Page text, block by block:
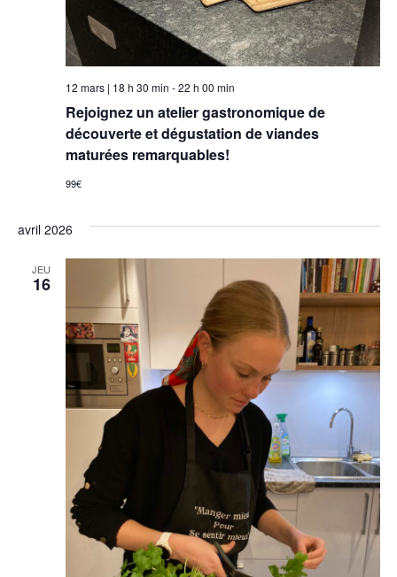
Rejoignez un atelier gastronomique de
découverte et dégustation de viandes
maturées remarquables!
12 mars | 18 h 30 min -22 h 00 min
99€
avril 2026
JEU
16